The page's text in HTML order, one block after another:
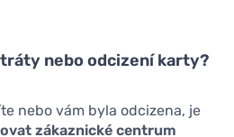
nebo odcizení karty?
nebo vám byla odcizena, je
zákaznické centrum